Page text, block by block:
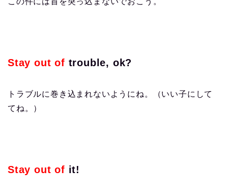
Stay out of trouble, ok?
トラブルに巻き込まれないようにね。（いい子にして
てね。）
Stay out of it!